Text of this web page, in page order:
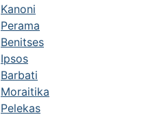
Kanoni
Perama
Benitses
Ipsos
Barbati
Moraitika
Pelekas